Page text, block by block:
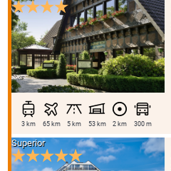
3 km 65 km 5 km 53 km 2 km 300 m
Superior